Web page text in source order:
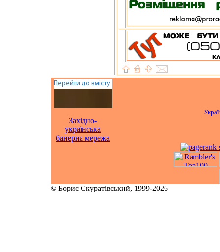
Західно-
українська
банерна мережа
© Борис Скуратівський, 1999-2026